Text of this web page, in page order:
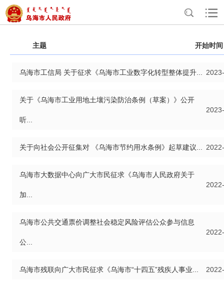
首页>互动交流 > 民意征集
主题 开始时间
乌海市工信局 关于征求《乌海市工业数字化转型整体提升...
关于《乌海市工业用地土壤污染防治条例（草案）》公开
听...
关于向社会公开征集对 《乌海市节约用水条例》起草建议...
乌海市大数据中心向广大市民征求《乌海市人民政府关于
加...
乌海市公共交通票价调整社会稳定风险评估公众参与信息
公...
乌海市残联向广大市民征求《乌海市“十四五”残疾人事业...